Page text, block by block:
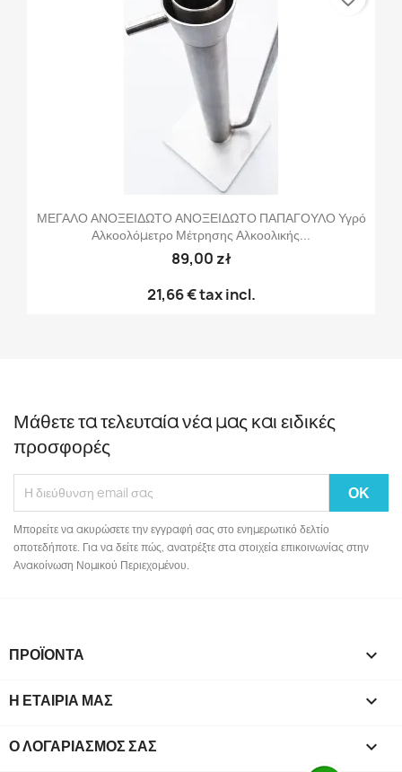
ΜΕΓΑΛΟ ΑΝΟΞΕΙΔΩΤΟ ΑΝΟΞΕΙΔΩΤΟ ΠΑΠΑΓΟΥΛΟ Υγρό
Αλκοολόμετρο Μέτρησης Αλκοολικής...
89,00 zł
21,66 €tax incl.
Μάθετε τα τελευταία νέα μας και ειδικές
προσφορές
Μπορείτε να ακυρώσετε την εγγραφή σας στο ενημερωτικό δελτίο
οποτεδήποτε. Για να δείτε πώς, ανατρέξτε στα στοιχεία επικοινωνίας στην
Ανακοίνωση Νομικού Περιεχομένου.
ΠΡΟΪΌΝΤΑ 
Η ΕΤΑΙΡΊΑ ΜΑΣ 
Ο ΛΟΓΑΡΙΑΣΜΌΣ ΣΑΣ 